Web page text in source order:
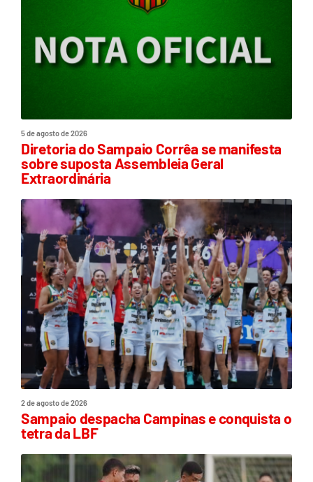
5 de agosto de 2026
Diretoria do Sampaio Corrêa se manifesta
sobre suposta Assembleia Geral
Extraordinária
2 de agosto de 2026
Sampaio despacha Campinas e conquista o
tetra da LBF